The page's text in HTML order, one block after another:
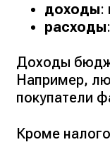
доходы:
расходы
Доходы
Например,
покупатели
Кроме